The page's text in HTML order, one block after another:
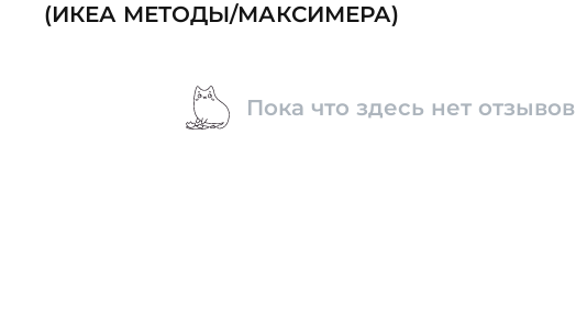
(ИКЕА МЕТОДЫ/МАКСИМЕРА)
Пока что здесь нет отзывов